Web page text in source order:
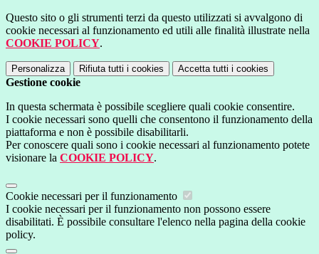
Questo sito o gli strumenti terzi da questo utilizzati si avvalgono di
cookie necessari al funzionamento ed utili alle finalità illustrate nella
COOKIE POLICY.
Personalizza Rifiuta tutti i cookies Accetta tutti i cookies
Gestione cookie
In questa schermata è possibile scegliere quali cookie consentire.
I cookie necessari sono quelli che consentono il funzionamento della
piattaforma e non è possibile disabilitarli.
Per conoscere quali sono i cookie necessari al funzionamento potete
visionare la COOKIE POLICY.
Cookie necessari per il funzionamento
I cookie necessari per il funzionamento non possono essere
disabilitati. È possibile consultare l'elenco nella pagina della cookie
policy.